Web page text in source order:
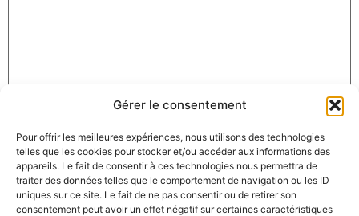
Gérer le consentement
Pour offrir les meilleures expériences, nous utilisons des technologies
telles que les cookies pour stocker et/ou accéder aux informations des
appareils. Le fait de consentir à ces technologies nous permettra de
traiter des données telles que le comportement de navigation ou les ID
uniques sur ce site. Le fait de ne pas consentir ou de retirer son
consentement peut avoir un effet négatif sur certaines caractéristiques
E-mail*